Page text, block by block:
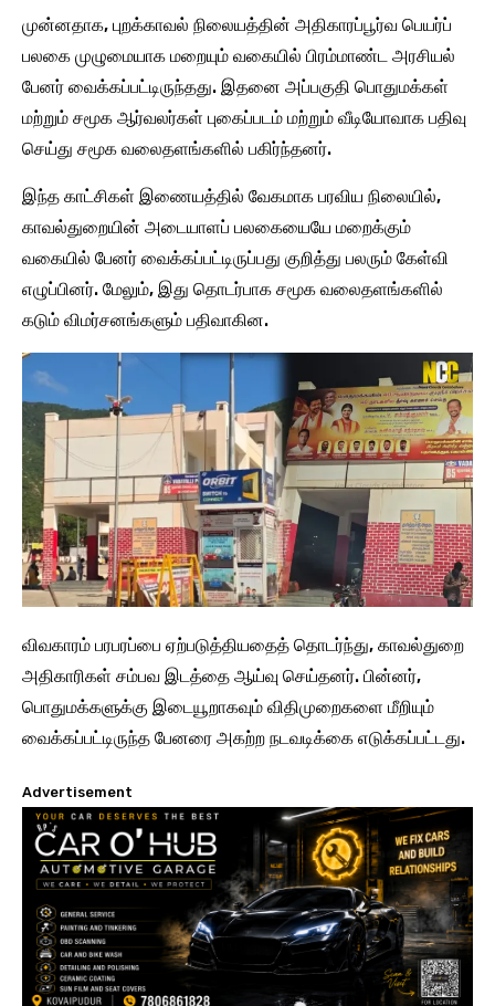
முன்னதாக, புறக்காவல் நிலையத்தின் அதிகாரப்பூர்வ பெயர்ப்
பலகை முழுமையாக மறையும் வகையில் பிரம்மாண்ட அரசியல்
பேனர் வைக்கப்பட்டிருந்தது. இதனை அப்பகுதி பொதுமக்கள்
மற்றும் சமூக ஆர்வலர்கள் புகைப்படம் மற்றும் வீடியோவாக பதிவு
செய்து சமூக வலைதளங்களில் பகிர்ந்தனர்.
இந்த காட்சிகள் இணையத்தில் வேகமாக பரவிய நிலையில்,
காவல்துறையின் அடையாளப் பலகையையே மறைக்கும்
வகையில் பேனர் வைக்கப்பட்டிருப்பது குறித்து பலரும் கேள்வி
எழுப்பினர். மேலும், இது தொடர்பாக சமூக வலைதளங்களில்
கடும் விமர்சனங்களும் பதிவாகின.
விவகாரம் பரபரப்பை ஏற்படுத்தியதைத் தொடர்ந்து, காவல்துறை
அதிகாரிகள் சம்பவ இடத்தை ஆய்வு செய்தனர். பின்னர்,
பொதுமக்களுக்கு இடையூறாகவும் விதிமுறைகளை மீறியும்
வைக்கப்பட்டிருந்த பேனரை அகற்ற நடவடிக்கை எடுக்கப்பட்டது.
Advertisement